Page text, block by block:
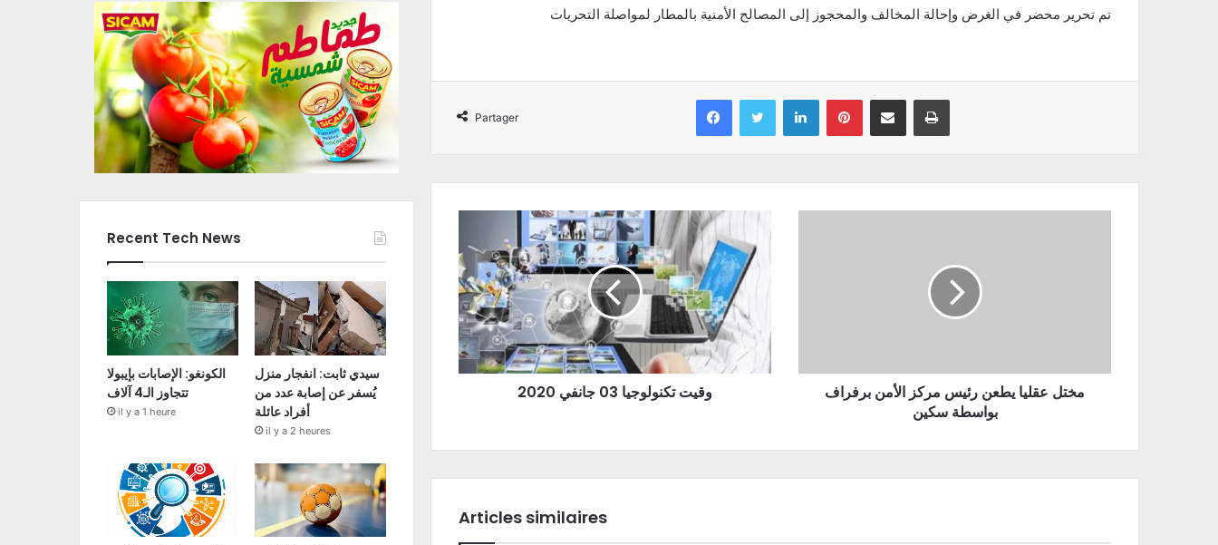
تم تحرير محضر في الغرض وإحالة المخالف والمحجوز إلى المصالح الأمنية بالمطار لمواصلة التحريات
Partager
Facebook Twitter Linkedin Pinterest Partager par email Imprimer
وقيت تكنولوجيا 03 جانفي 2020
مختل عقليا يطعن رئيس مركز الأمن برفراف
بواسطة سكين
Articles similaires
Recent Tech News
الكونغو: الإصابات بإيبولا
تتجاوز الـ4 آلاف
il y a 1 heure
سيدي ثابت: انفجار منزل
يُسفر عن إصابة عدد من
أفراد عائلة
il y a 2 heures